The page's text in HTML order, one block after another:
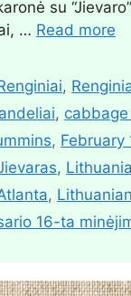
su
… Read more
,
, cabbage
, February
,
,
16-ta